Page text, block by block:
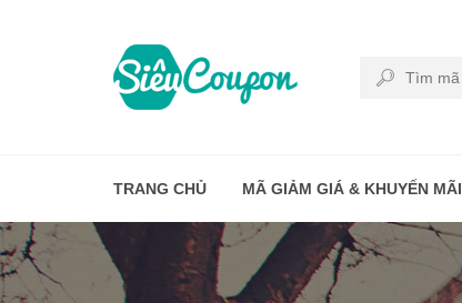
TRANG CHỦ MÃ GIẢM GIÁ & KHUYẾN MÃI